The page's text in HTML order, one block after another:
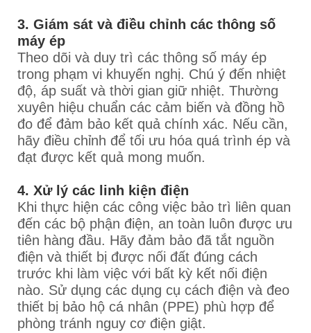
3. Giám sát và điều chỉnh các thông số
máy ép
Theo dõi và duy trì các thông số máy ép
trong phạm vi khuyến nghị. Chú ý đến nhiệt
độ, áp suất và thời gian giữ nhiệt. Thường
xuyên hiệu chuẩn các cảm biến và đồng hồ
đo để đảm bảo kết quả chính xác. Nếu cần,
hãy điều chỉnh để tối ưu hóa quá trình ép và
đạt được kết quả mong muốn.
4. Xử lý các linh kiện điện
Khi thực hiện các công việc bảo trì liên quan
đến các bộ phận điện, an toàn luôn được ưu
tiên hàng đầu. Hãy đảm bảo đã tắt nguồn
điện và thiết bị được nối đất đúng cách
trước khi làm việc với bất kỳ kết nối điện
nào. Sử dụng các dụng cụ cách điện và đeo
thiết bị bảo hộ cá nhân (PPE) phù hợp để
phòng tránh nguy cơ điện giật.